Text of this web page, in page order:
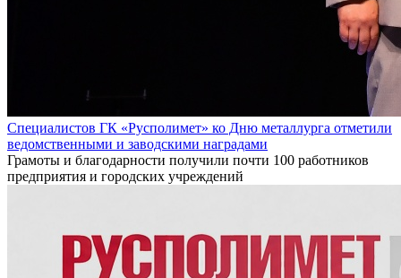
Специалистов ГК «Русполимет» ко Дню металлурга отметили
ведомственными и заводскими наградами
Грамоты и благодарности получили почти 100 работников
предприятия и городских учреждений